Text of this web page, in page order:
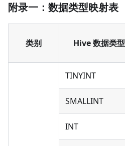
附录一：数据类型映射表
类别 Hive 数据类型
TINYINT
SMALLINT
INT